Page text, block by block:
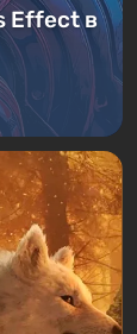
Effect в